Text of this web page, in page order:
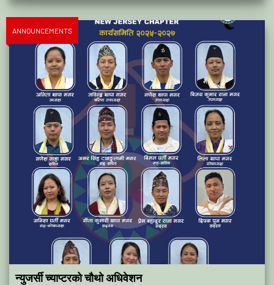
ANNOUNCEMENTS
न्युजर्सी च्याप्टरको चौथो अधिवेशन